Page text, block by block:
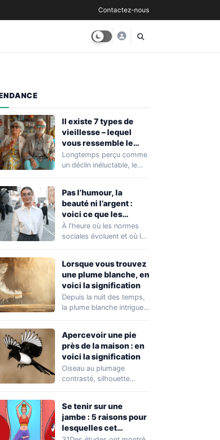
Contactez-nous
Il existe 7 types de
vieillesse – lequel
vous ressemble le
plus ?
Longtemps perçu comme
un déclin inéluctable, le
nuances.…
Pas l’humour, la
beauté ni l’argent :
voici ce que les
femmes recherchent
chez un homme
À l’heure où les normes
sociales évoluent et où la
Lorsque vous trouvez
une plume blanche, en
voici la signification
Depuis la nuit des temps,
la plume blanche intrigue
Apercevoir une pie
près de la maison : en
voici la signification
Oiseau au plumage
contrasté, silhouette
jamais…
Se tenir sur une
jambe : 5 raisons pour
lesquelles cet